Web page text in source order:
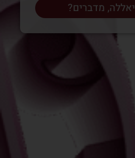
יאללה, מדברים?